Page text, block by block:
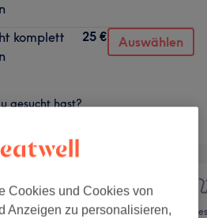
komplett
25 € Auswählen
gesucht hast?
Haarentfernung
Cookies und Cookies von
Anzeigen zu personalisieren,